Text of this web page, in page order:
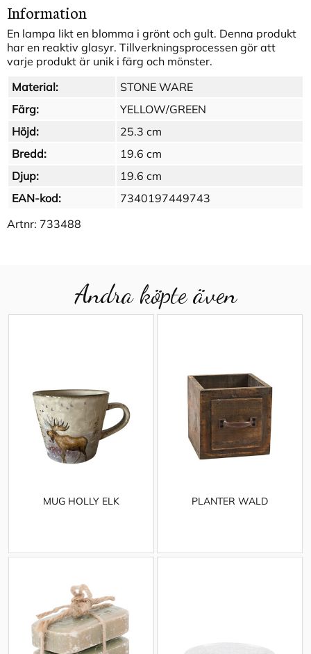
Information
En lampa likt en blomma i grönt och gult. Denna produkt
har en reaktiv glasyr. Tillverkningsprocessen gör att
varje produkt är unik i färg och mönster.
Material:
STONE WARE
Färg:
YELLOW/GREEN
Höjd:
25.3 cm
Bredd:
19.6 cm
Djup:
19.6 cm
EAN-kod:
7340197449743
Artnr: 733488
Andra köpte även
MUG HOLLY ELK PLANTER WALD